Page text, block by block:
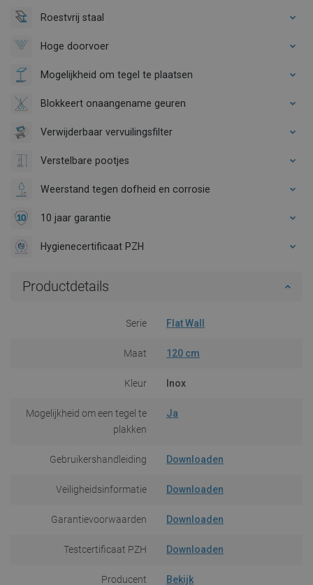
Roestvrij staal
Hoge doorvoer
Mogelijkheid om tegel te plaatsen
Blokkeert onaangename geuren
Verwijderbaar vervuilingsfilter
Verstelbare pootjes
Weerstand tegen dofheid en corrosie
10 jaar garantie
Hygienecertificaat PZH
Productdetails
Serie Flat Wall
Maat 120 cm
Kleur Inox
Mogelijkheid om een tegel te
plakken
Ja
Gebruikershandleiding Downloaden
Veiligheidsinformatie Downloaden
Garantievoorwaarden Downloaden
Testcertificaat PZH Downloaden
Producent Bekijk